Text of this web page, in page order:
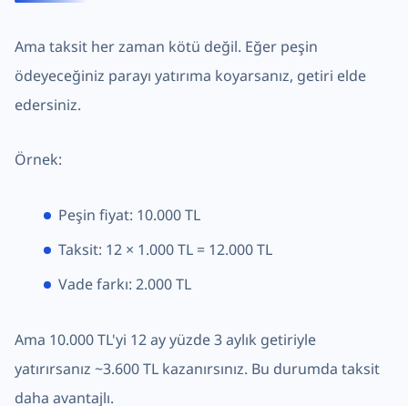
Ama taksit her zaman kötü değil. Eğer peşin
ödeyeceğiniz parayı yatırıma koyarsanız, getiri elde
edersiniz.
Örnek:
Peşin fiyat: 10.000 TL
Taksit: 12 × 1.000 TL = 12.000 TL
Vade farkı: 2.000 TL
Ama 10.000 TL'yi 12 ay yüzde 3 aylık getiriyle
yatırırsanız ~3.600 TL kazanırsınız. Bu durumda taksit
daha avantajlı.